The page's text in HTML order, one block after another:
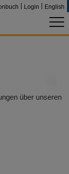
Login English
über unseren